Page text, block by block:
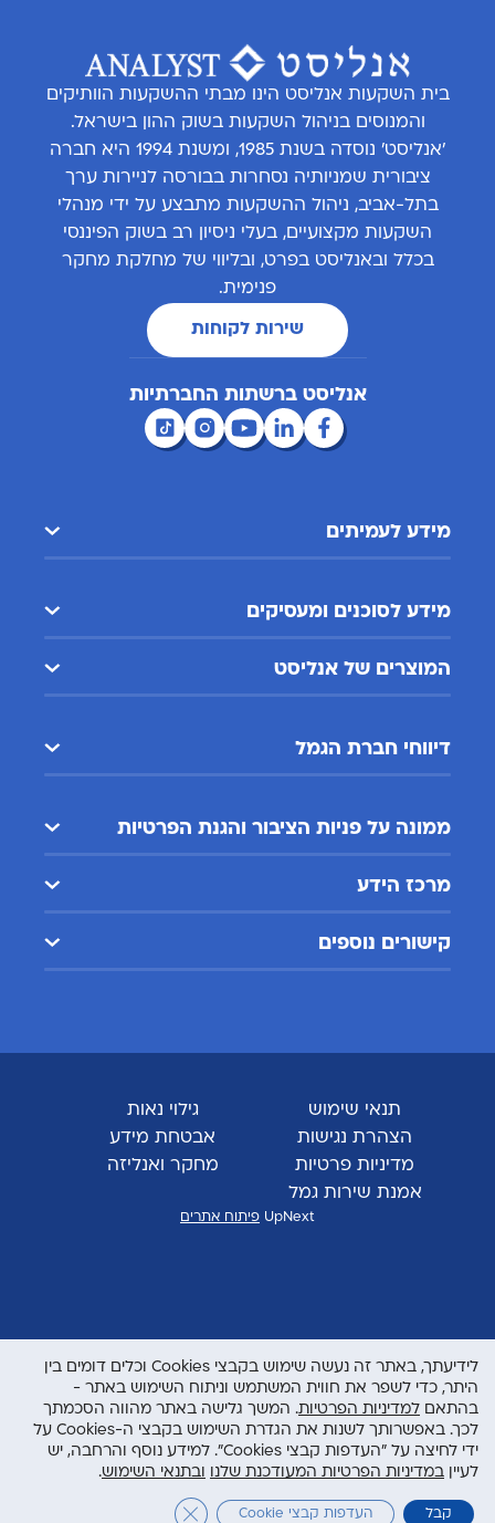
בית השקעות אנליסט הינו מבתי ההשקעות הוותיקים
והמנוסים בניהול השקעות בשוק ההון בישראל.
'אנליסט' נוסדה בשנת 1985, ומשנת 1994 היא חברה
ציבורית שמניותיה נסחרות בבורסה לניירות ערך
בתל-אביב, ניהול ההשקעות מתבצע על ידי מנהלי
השקעות מקצועיים, בעלי ניסיון רב בשוק הפיננסי
בכלל ובאנליסט בפרט, ובליווי של מחלקת מחקר
פנימית.
שירות לקוחות
אנליסט ברשתות החברתיות
מידע לעמיתים
מידע לסוכנים ומעסיקים
המוצרים של אנליסט
דיווחי חברת הגמל
ממונה על פניות הציבור והגנת הפרטיות
מרכז הידע
קישורים נוספים
תנאי שימוש
גילוי נאות
הצהרת נגישות
אבטחת מידע
מדיניות פרטיות
מחקר ואנליזה
אמנת שירות גמל
UpNext פיתוח אתרים
לידיעתך, באתר זה נעשה שימוש בקבצי Cookies וכלים דומים בין
היתר, כדי לשפר את חווית המשתמש וניתוח השימוש באתר -
בהתאם למדיניות הפרטיות. המשך גלישה באתר מהווה הסכמתך
לכך. באפשרותך לשנות את הגדרת השימוש בקבצי ה-Cookies על
ידי לחיצה על "העדפות קבצי Cookies". למידע נוסף והרחבה, יש
לעיין במדיניות הפרטיות המעודכנת שלנו ובתנאי השימוש.
קבל העדפות קבצי Cookie Close GDPR Cookie Banner